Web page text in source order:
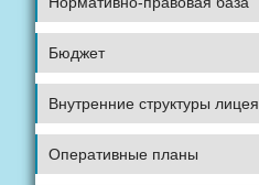
Бюджет
Внутренние структуры лицея
Оперативные планы